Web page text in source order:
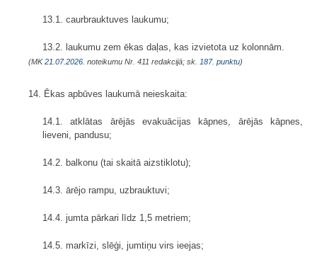
13.1. caurbrauktuves laukumu;
13.2. laukumu zem ēkas daļas, kas izvietota uz kolonnām.
(MK21.07.2026. noteikumu Nr. 411 redakcijā; sk. 187. punktu)
14. Ēkas apbūves laukumā neieskaita:
14.1. atklātas ārējās evakuācijas kāpnes, ārējās kāpnes,
lieveni, pandusu;
14.2. balkonu (tai skaitā aizstiklotu);
14.3. ārējo rampu, uzbrauktuvi;
14.4. jumta pārkari līdz 1,5 metriem;
14.5. markīzi, slēģi, jumtiņu virs ieejas;